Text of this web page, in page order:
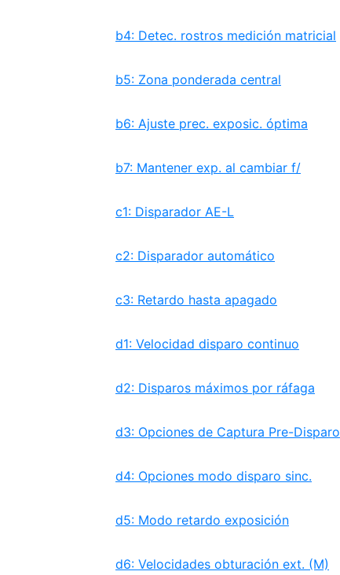
b4: Detec. rostros medición matricial
b5: Zona ponderada central
b6: Ajuste prec. exposic. óptima
b7: Mantener exp. al cambiar f/
c1: Disparador AE-L
c2: Disparador automático
c3: Retardo hasta apagado
d1: Velocidad disparo continuo
d2: Disparos máximos por ráfaga
d3: Opciones de Captura Pre-Disparo
d4: Opciones modo disparo sinc.
d5: Modo retardo exposición
d6: Velocidades obturación ext. (M)